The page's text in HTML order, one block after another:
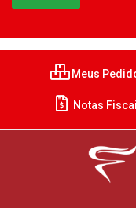
Meus
Notas